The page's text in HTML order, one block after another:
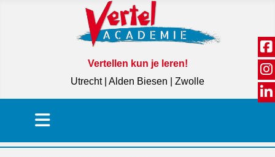
Vertellen kun je leren!
Utrecht | Alden Biesen | Zwolle